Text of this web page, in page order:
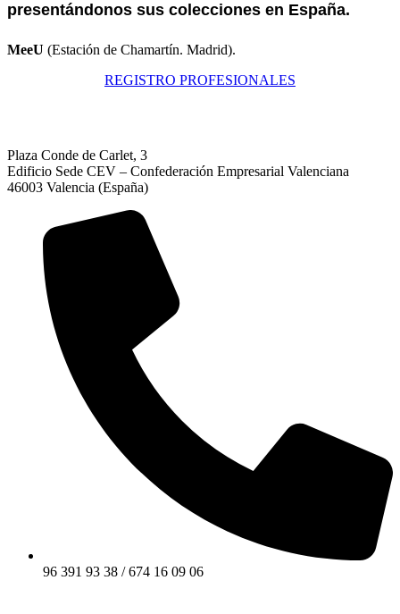
presentándonos sus colecciones en España.
MeeU (Estación de Chamartín. Madrid).
REGISTRO PROFESIONALES
Plaza Conde de Carlet, 3
Edificio Sede CEV – Confederación Empresarial Valenciana
46003 Valencia (España)
96 391 93 38 / 674 16 09 06